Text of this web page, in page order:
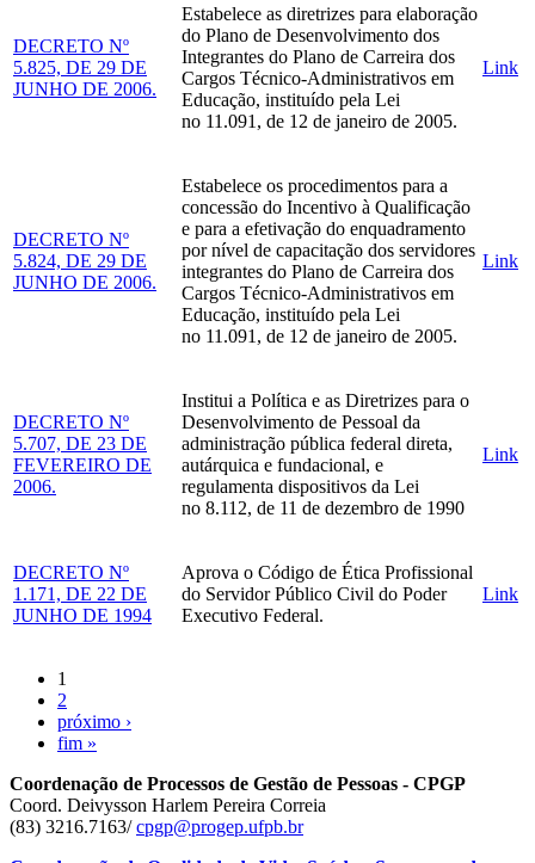
DECRETO Nº
5.825, DE 29 DE
JUNHO DE 2006.
Estabelece as diretrizes para elaboração
do Plano de Desenvolvimento dos
Integrantes do Plano de Carreira dos
Cargos Técnico-Administrativos em
Educação, instituído pela Lei
no 11.091, de 12 de janeiro de 2005.
Link
DECRETO Nº
5.824, DE 29 DE
JUNHO DE 2006.
Estabelece os procedimentos para a
concessão do Incentivo à Qualificação
e para a efetivação do enquadramento
por nível de capacitação dos servidores
integrantes do Plano de Carreira dos
Cargos Técnico-Administrativos em
Educação, instituído pela Lei
no 11.091, de 12 de janeiro de 2005.
Link
DECRETO Nº
5.707, DE 23 DE
FEVEREIRO DE
2006.
Institui a Política e as Diretrizes para o
Desenvolvimento de Pessoal da
administração pública federal direta,
autárquica e fundacional, e
regulamenta dispositivos da Lei
no 8.112, de 11 de dezembro de 1990
Link
DECRETO Nº
1.171, DE 22 DE
JUNHO DE 1994
Aprova o Código de Ética Profissional
do Servidor Público Civil do Poder
Executivo Federal.
Link
1
2
próximo ›
fim »
Coordenação de Processos de Gestão de Pessoas - CPGP
Coord. Deivysson Harlem Pereira Correia
(83) 3216.7163/cpgp@progep.ufpb.br